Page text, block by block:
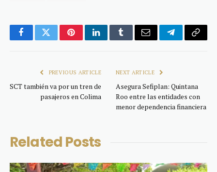
FacebookTwitterPinterestLinkedInTumblrEmail TelegramCopy
PREVIOUS ARTICLE
SCT también va por un tren de
pasajeros en Colima
NEXT ARTICLE
Asegura Sefiplan: Quintana
Roo entre las entidades con
menor dependencia financiera
Related Posts